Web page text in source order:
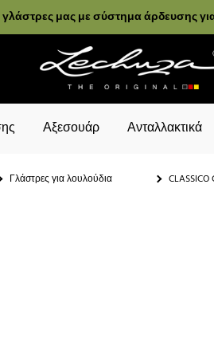
γλάστρες μας με σύστημα άρδευσης
Αξεσουάρ Ανταλλακτικά
Γλάστρες για λουλούδια